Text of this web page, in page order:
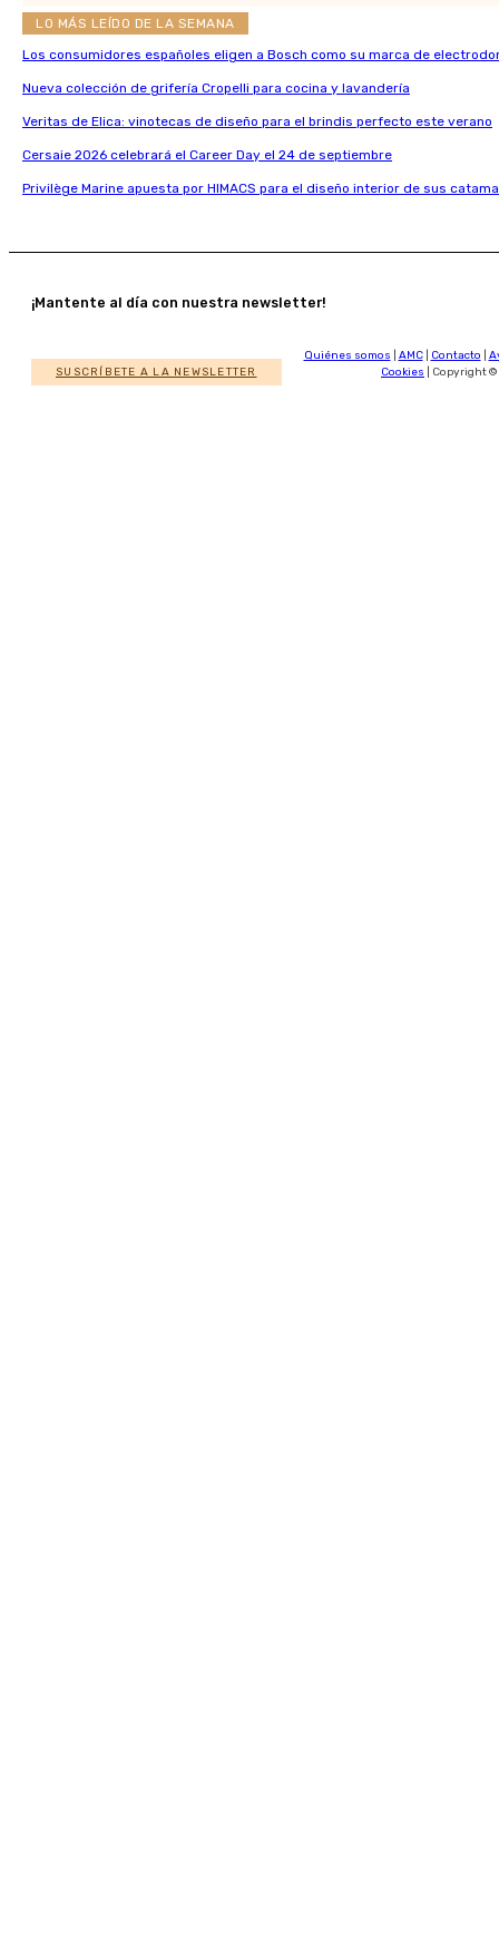
LO MÁS LEÍDO DE LA SEMANA
Los consumidores españoles eligen a Bosch como su marca de
Nueva colección de grifería Cropelli para cocina y lavandería
Veritas de Elica: vinotecas de diseño para el brindis perfecto este verano
Cersaie 2026 celebrará el Career Day el 24 de septiembre
Privilège Marine apuesta por HIMACS para el diseño interior de sus
¡Mantente al día con nuestra newsletter!
SUSCRÍBETE A LA NEWSLETTER
Quiénes somos AMC| Contacto
Cookies | Copyright